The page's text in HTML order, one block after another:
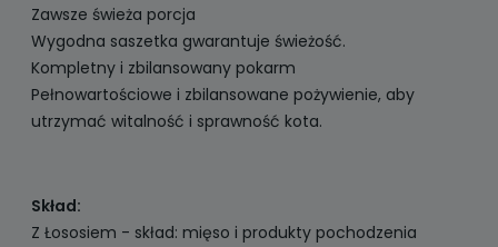
Zawsze świeża porcja
Wygodna saszetka gwarantuje świeżość.
Kompletny i zbilansowany pokarm
Pełnowartościowe i zbilansowane pożywienie, aby
utrzymać witalność i sprawność kota.
Skład:
Z Łososiem - skład: mięso i produkty pochodzenia